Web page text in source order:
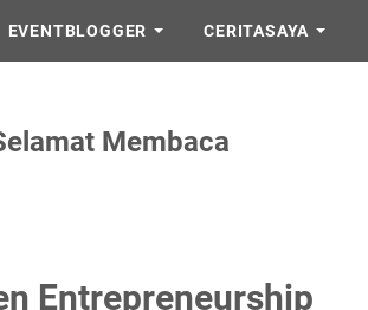
EVENTBLOGGER CERITASAYA
Membaca
Entrepreneurship